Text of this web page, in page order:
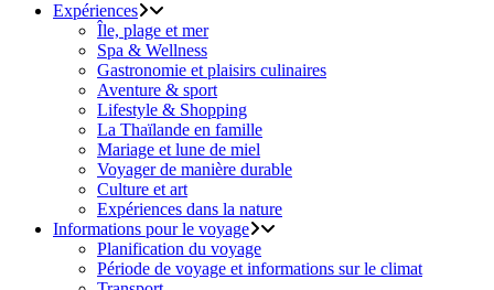
Expériences
Île, plage et mer
Spa & Wellness
Gastronomie et plaisirs culinaires
Aventure & sport
Lifestyle & Shopping
La Thaïlande en famille
Mariage et lune de miel
Voyager de manière durable
Culture et art
Expériences dans la nature
Informations pour le voyage
Planification du voyage
Période de voyage et informations sur le climat